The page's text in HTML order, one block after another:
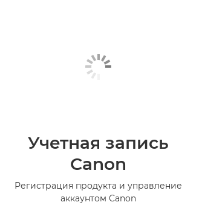
Учетная запись
Canon
Регистрация продукта и управление
аккаунтом Canon